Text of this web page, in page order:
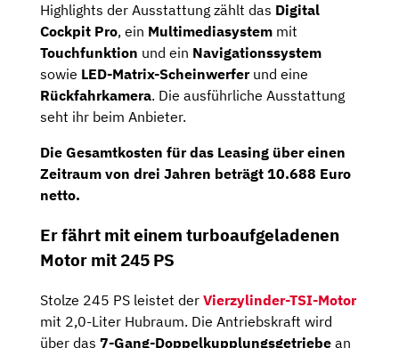
Highlights der Ausstattung zählt das Digital
Cockpit Pro, ein Multimediasystem mit
Touchfunktion und ein Navigationssystem
sowie LED-Matrix-Scheinwerferund eine
Rückfahrkamera. Die ausführliche Ausstattung
seht ihr beim Anbieter.
Die Gesamtkosten für das Leasing über einen
Zeitraum von drei Jahren beträgt 10.688 Euro
netto.
Er fährt mit einem turboaufgeladenen
Motor mit 245 PS
Stolze 245 PS leistet der Vierzylinder-TSI-Motor
mit 2,0-Liter Hubraum. Die Antriebskraft wird
über das 7-Gang-Doppelkupplungsgetriebe an